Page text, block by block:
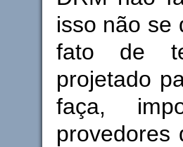
isso não se
fato de
projetado
faça,
provedores